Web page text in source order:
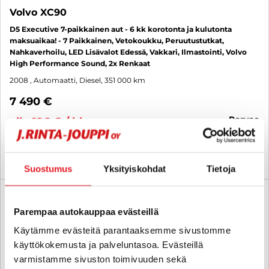
Suostumus Yksityiskohdat Tietoja
Parempaa autokauppaa evästeillä
Käytämme evästeitä parantaaksemme sivustomme
käyttökokemusta ja palveluntasoa. Evästeillä
varmistamme sivuston toimivuuden sekä
Volvo XC90
D5 Executive 7-paikkainen aut - 6 kk korotonta ja kulutonta
maksuaikaa! - 7 Paikkainen, Vetokoukku, Peruutustutkat,
Nahkaverhoilu, LED Lisävalot Edessä, Vakkari, Ilmastointi, Volvo
High Performance Sound, 2x Renkaat
2008 , Automaatti, Diesel, 351 000 km
7 490 €
alk. 126 € / kk
porvoo